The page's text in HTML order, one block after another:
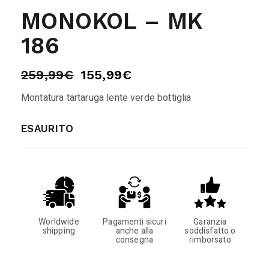
MONOKOL – MK
186
259,99€ 155,99€
Montatura tartaruga lente verde bottiglia
ESAURITO
Worldwide
shipping
Pagamenti sicuri
anche alla
consegna
Garanzia
soddisfatto o
rimborsato